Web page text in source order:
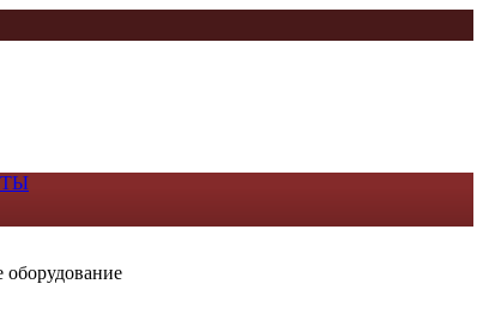
оборудование